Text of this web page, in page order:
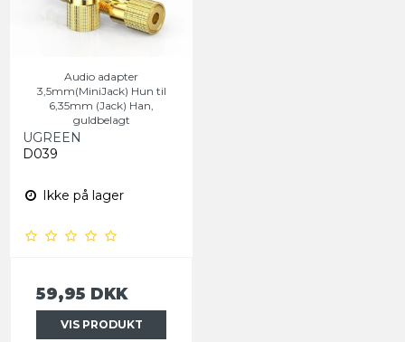
Audio adapter
3,5mm(MiniJack) Hun til
6,35mm (Jack) Han,
guldbelagt
UGREEN
D039
Ikke på lager
59,95 DKK
VIS PRODUKT